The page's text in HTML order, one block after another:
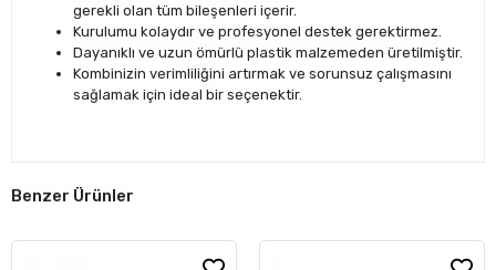
gerekli olan tüm bileşenleri içerir.
Kurulumu kolaydır ve profesyonel destek gerektirmez.
Dayanıklı ve uzun ömürlü plastik malzemeden üretilmiştir.
Kombinizin verimliliğini artırmak ve sorunsuz çalışmasını
sağlamak için ideal bir seçenektir.
Benzer Ürünler